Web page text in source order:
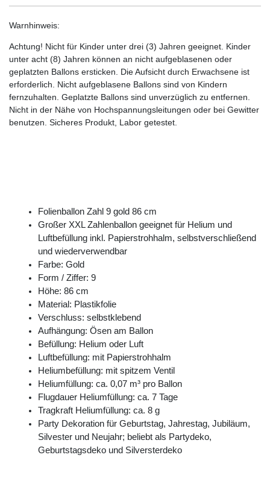
Warnhinweis:
Achtung! Nicht für Kinder unter drei (3) Jahren geeignet. Kinder
unter acht (8) Jahren können an nicht aufgeblasenen oder
geplatzten Ballons ersticken. Die Aufsicht durch Erwachsene ist
erforderlich. Nicht aufgeblasene Ballons sind von Kindern
fernzuhalten. Geplatzte Ballons sind unverzüglich zu entfernen.
Nicht in der Nähe von Hochspannungsleitungen oder bei Gewitter
benutzen. Sicheres Produkt, Labor getestet.
Folienballon Zahl 9 gold 86 cm
Großer XXL Zahlenballon geeignet für Helium und
Luftbefüllung inkl. Papierstrohhalm, selbstverschließend
und wiederverwendbar
Farbe: Gold
Form / Ziffer: 9
Höhe: 86 cm
Material: Plastikfolie
Verschluss: selbstklebend
Aufhängung: Ösen am Ballon
Befüllung: Helium oder Luft
Luftbefüllung: mit Papierstrohhalm
Heliumbefüllung: mit spitzem Ventil
Heliumfüllung: ca. 0,07 m³ pro Ballon
Flugdauer Heliumfüllung: ca. 7 Tage
Tragkraft Heliumfüllung: ca. 8 g
Party Dekoration für Geburtstag, Jahrestag, Jubiläum,
Silvester und Neujahr; beliebt als Partydeko,
Geburtstagsdeko und Silversterdeko